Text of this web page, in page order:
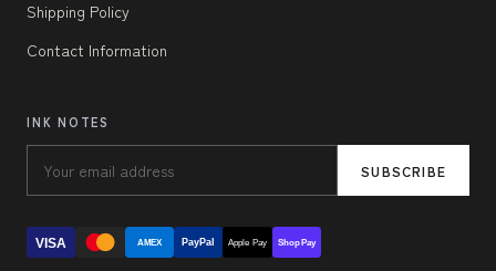
Shipping Policy
Contact Information
INK NOTES
SUBSCRIBE
VISA AMEX PayPal Apple Pay Shop Pay